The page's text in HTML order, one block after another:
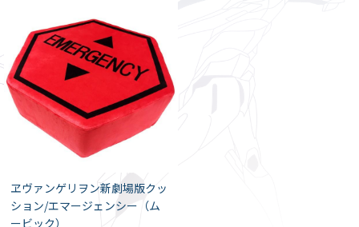
ヱヴァンゲリヲン新劇場版クッ
ション/エマージェンシー（ム
ービック）